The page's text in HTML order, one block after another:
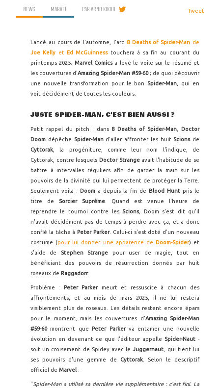
NEWS MARVEL PARARNO KIKOO Tweet
Lancé au cours de l'automne, l'arc 8 Deaths of Spider-Man de
Joe Kelly et Ed McGuinness touchera à sa fin au courant du
printemps 2025. Marvel Comics a levé le voile sur le résumé et
les couvertures d'Amazing Spider-Man #59-60; de quoi découvrir
une nouvelle transformation pour le bon Spider-Man , qui en
voit décidément de toutes les couleurs.
JUSTE SPIDER-MAN, C'EST BIEN AUSSI ?
Petit rappel du pitch : dans 8 Deaths of Spider-Man
Doctor
Doom dépêche Spider-Man d'aller affronter les huit Scions de
Cyttorak , la progéniture, comme leur nom l'indique, de
Cyttorak, contre lesquels Doctor Strange avait l'habitude de se
battre à intervalles réguliers afin de garder la main sur les
pouvoirs de la divinité qui lui permettent de protéger la Terre.
Seulement voilà :
Doom a depuis la fin de Blood Hunt pris le
titre de Sorcier Suprême . Quand est venue l'heure de
reprendre le tournoi contre les Scions, Doom s'est dit qu'il
n'avait décidément pas de temps à perdre avec ça, et a donc
confié la tâche à Peter Parker. Celui-ci s'est doté d'un nouveau
costume (pour lui donner une apparence de Doom-Spider) et
s'aide de Stephen Strange pour user de magie, tout en
bénéficiant des pouvoirs de résurrection donnés par huit
roseaux de Raggadorr.
Problème : Peter Parker meurt et ressuscite à chacun des
affrontements, et au mois de mars 2025, il ne lui restera
visiblement plus de roseaux. Les détails restent encore épars
pour le moment, mais les couvertures d'Amazing Spider-Man
#59-60montrent que Peter Parker va entamer une nouvelle
évolution en devenant ce que l'éditeur appelle Spider-Naut -
soit un croisement de Spidey avec leJuggernaut , qui tient lui
ses pouvoirs d'une gemme de
Cyttorak. Selon le descriptif
officiel de Marvel :
" Spider-Man a utilisé sa dernière vie supplémentaire : c'est fini. La